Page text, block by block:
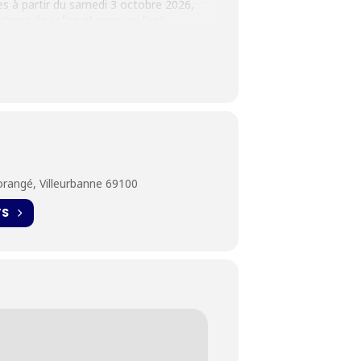
à partir du samedi 3 octobre 2026,
vous propose des ateliers
votre récit, de votre texte à venir, qui
Villeurbanne 69100